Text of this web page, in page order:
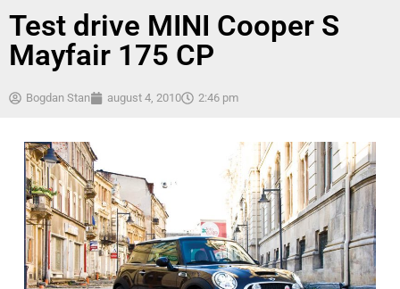
Test drive MINI Cooper S
Mayfair 175 CP
Bogdan Stan august 4, 2010 2:46 pm